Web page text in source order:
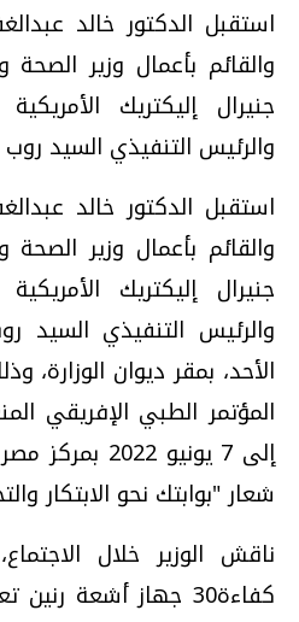
استقبل الدكتور خالد
والقائم بأعمال وزير
جنيرال إليكتريك
والرئيس التنفيذي السيد روب
استقبل الدكتور خالد
والقائم بأعمال وزير
جنيرال إليكتريك
والرئيس التنفيذي السيد
الأحد، بمقر ديوان
إلى 7 يونيو
شعار "بوابتك نحو الابتكار
ناقش الوزير خلال
كفاءة30 جهاز أشعة